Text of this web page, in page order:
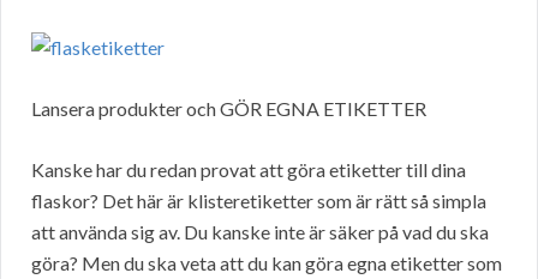
Lansera produkter och GÖR EGNA ETIKETTER
Kanske har du redan provat att göra etiketter till dina
flaskor? Det här är klisteretiketter som är rätt så simpla
att använda sig av. Du kanske inte är säker på vad du ska
göra? Men du ska veta att du kan göra egna etiketter som